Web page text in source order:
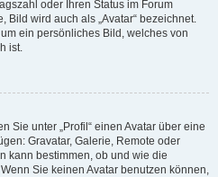
oder Ihren Status im Forum
Bild wird auch als „Avatar“ bezeichnet.
ein persönliches Bild, welches von
ist.
Sie unter „Profil“ einen Avatar über eine
Gravatar, Galerie, Remote oder
kann bestimmen, ob und wie die
Sie keinen Avatar benutzen können,